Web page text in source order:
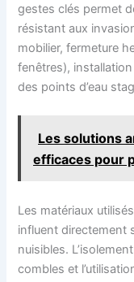
gestes clés permet
résistant aux
mobilier, fermeture
fenêtres),
des points d’eau
Les solutions
efficaces pour
Les matériaux
influent directement
nuisibles.
combles et